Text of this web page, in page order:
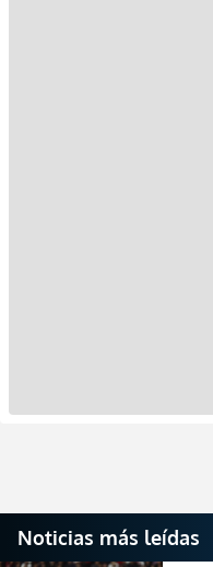
Noticias más leídas